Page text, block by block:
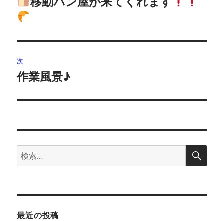
ナ
ビ
ゲ
ー
シ
ン
の
稿:
次
次
投
作業風景♪
検
索:
検
最近の投稿